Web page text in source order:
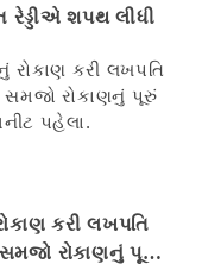
શપથ લીધી
કરી લખપતિ
રોકાણનું પૂરું